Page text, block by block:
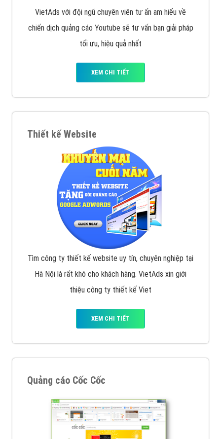
VietAds với đội ngũ chuyên viên tư ấn am hiểu về
chiến dịch quảng cáo Youtube sẽ tư vấn bạn giải pháp
tối ưu, hiệu quả nhất
XEM CHI TIẾT
Thiết kế Website
Tìm công ty thiết kế website uy tín, chuyên nghiệp tại
Hà Nội là rất khó cho khách hàng. VietAds xin giới
thiệu công ty thiết kế Viet
XEM CHI TIẾT
Quảng cáo Cốc Cốc